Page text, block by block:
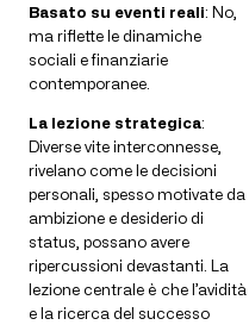
Basato su eventi reali: No,
ma riflette le dinamiche
sociali e finanziarie
contemporanee.
La lezione strategica:
Diverse vite interconnesse,
rivelano come le decisioni
personali, spesso motivate da
ambizione e desiderio di
status, possano avere
ripercussioni devastanti. La
lezione centrale è che l’avidità
e la ricerca del successo